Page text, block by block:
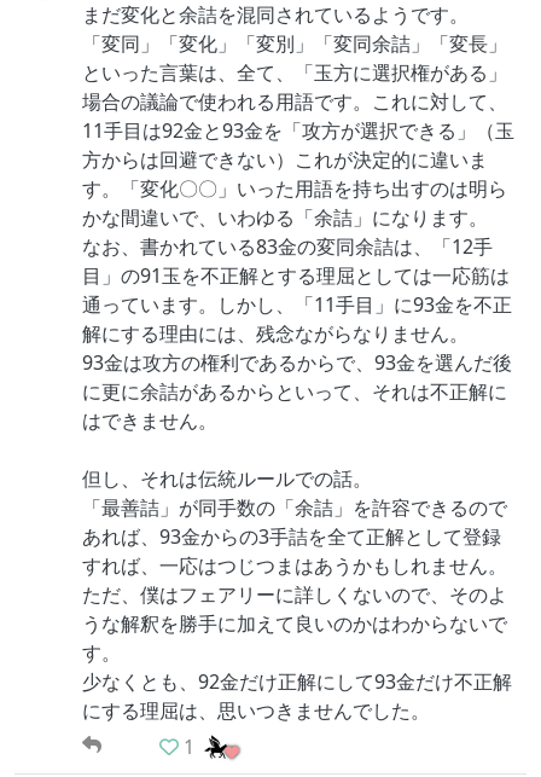
まだ変化と余詰を混同されているようです。
「変同」「変化」「変別」「変同余詰」「変長」
といった言葉は、全て、「玉方に選択権がある」
場合の議論で使われる用語です。これに対して、
11手目は92金と93金を「攻方が選択できる」（玉
方からは回避できない）これが決定的に違いま
す。「変化〇〇」いった用語を持ち出すのは明ら
かな間違いで、いわゆる「余詰」になります。
なお、書かれている83金の変同余詰は、「12手
目」の91玉を不正解とする理屈としては一応筋は
通っています。しかし、「11手目」に93金を不正
解にする理由には、残念ながらなりません。
93金は攻方の権利であるからで、93金を選んだ後
に更に余詰があるからといって、それは不正解に
はできません。
但し、それは伝統ルールでの話。
「最善詰」が同手数の「余詰」を許容できるので
あれば、93金からの3手詰を全て正解として登録
すれば、一応はつじつまはあうかもしれません。
ただ、僕はフェアリーに詳しくないので、そのよ
うな解釈を勝手に加えて良いのかはわからないで
す。
少なくとも、92金だけ正解にして93金だけ不正解
にする理屈は、思いつきませんでした。
1